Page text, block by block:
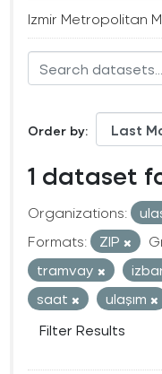
Izmir Metropolitan
Order by
1 dataset
Organizations:
Formats:
ZIP
tramvay
saat
ulaşım
Filter Results